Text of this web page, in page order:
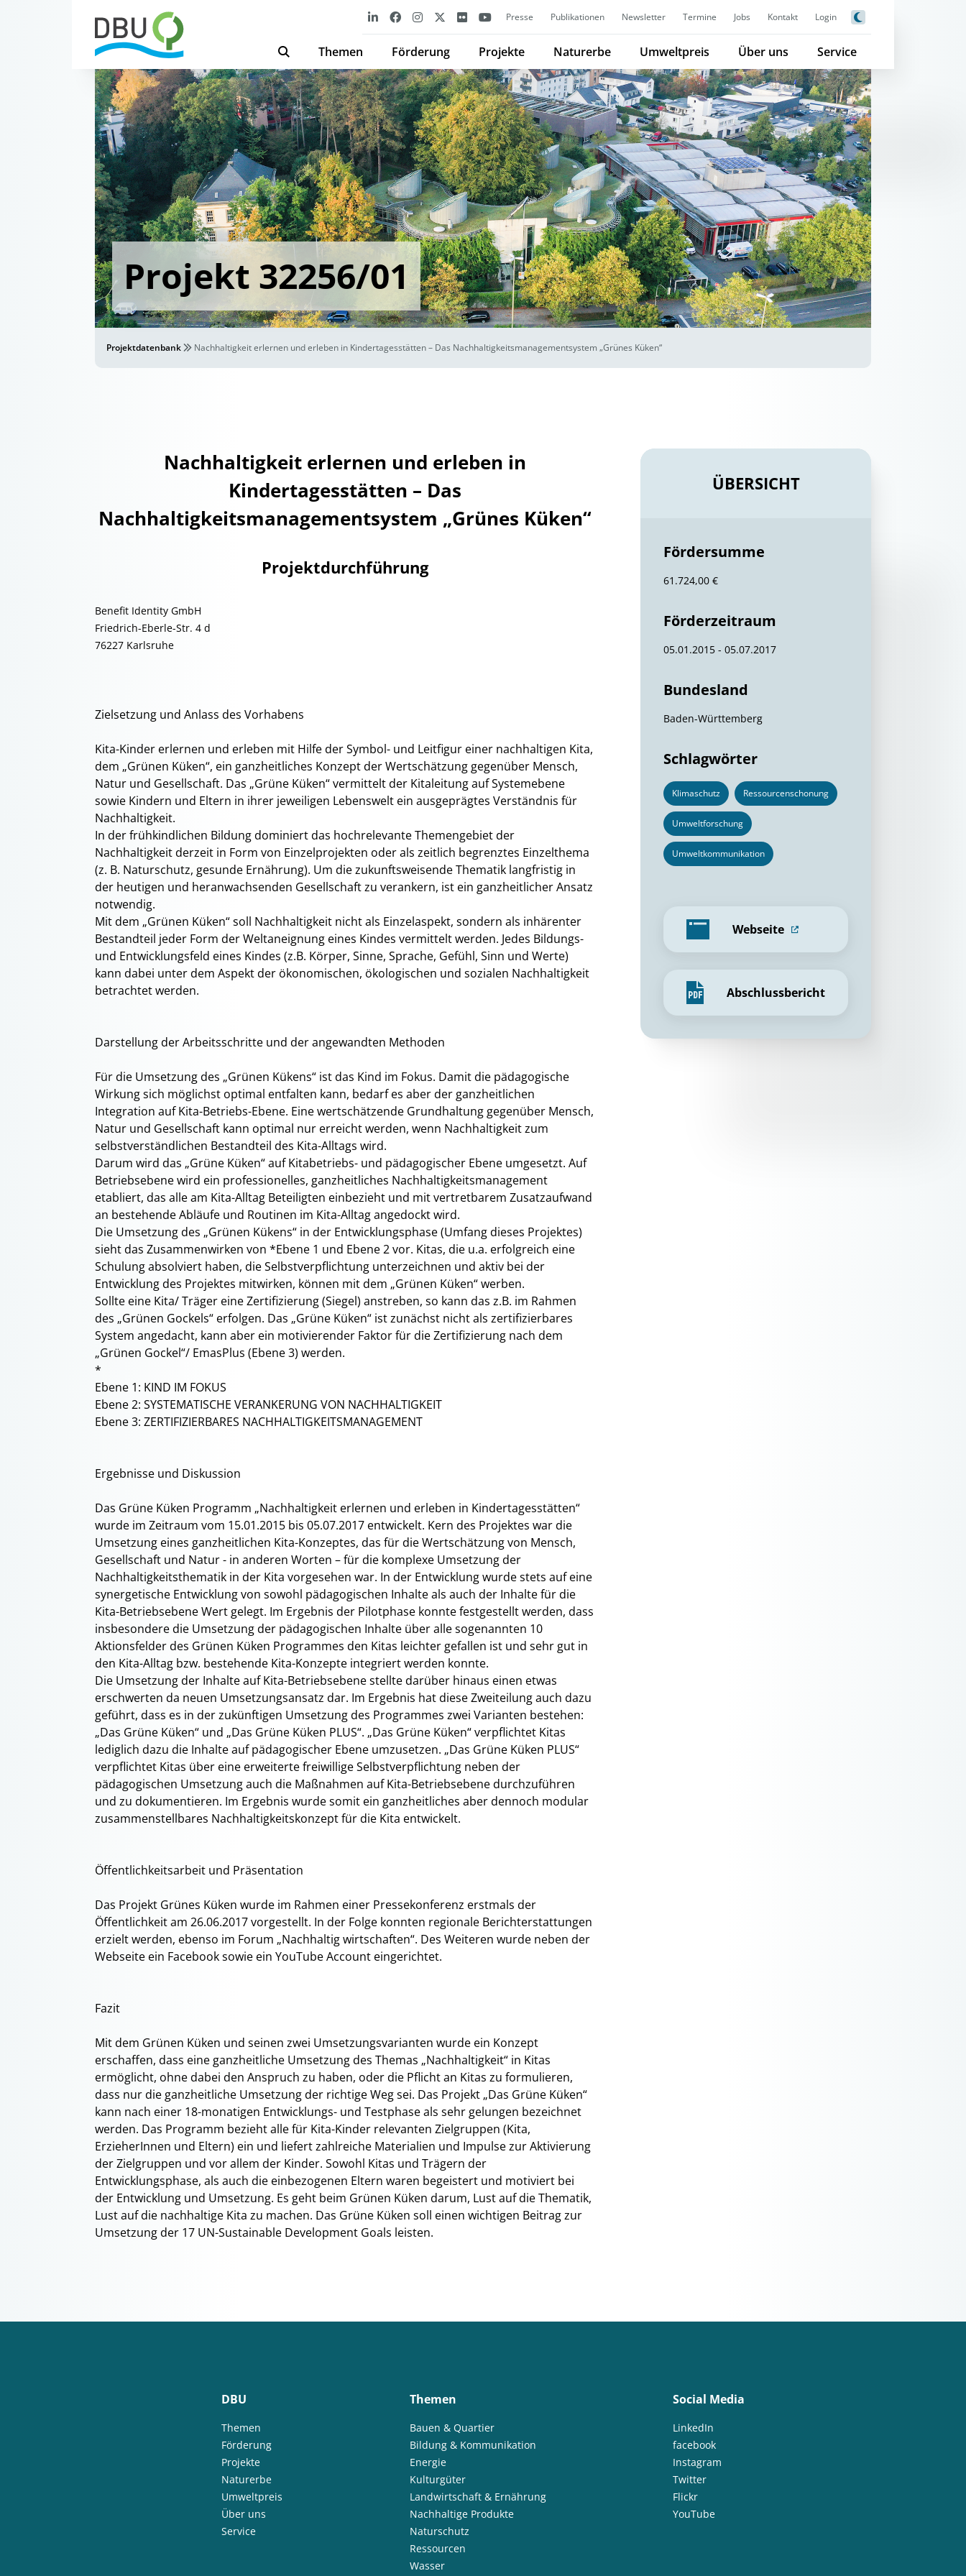
Presse Publikationen Newsletter Termine Jobs Kontakt Login
Themen Förderung Projekte Naturerbe Umweltpreis Über uns Service
Projekt 32256/01
Projektdatenbank Nachhaltigkeit erlernen und erleben in Kindertagesstätten – Das Nachhaltigkeitsmanagementsystem „Grünes Küken“
Nachhaltigkeit erlernen und erleben in
Kindertagesstätten – Das
Nachhaltigkeitsmanagementsystem „Grünes Küken“
Projektdurchführung
Benefit Identity GmbH
Friedrich-Eberle-Str. 4 d
76227 Karlsruhe
Zielsetzung und Anlass des Vorhabens
Kita-Kinder erlernen und erleben mit Hilfe der Symbol- und Leitfigur einer nachhaltigen Kita,
dem „Grünen Küken“, ein ganzheitliches Konzept der Wertschätzung gegenüber Mensch,
Natur und Gesellschaft. Das „Grüne Küken“ vermittelt der Kitaleitung auf Systemebene
sowie Kindern und Eltern in ihrer jeweiligen Lebenswelt ein ausgeprägtes Verständnis für
Nachhaltigkeit.
In der frühkindlichen Bildung dominiert das hochrelevante Themengebiet der
Nachhaltigkeit derzeit in Form von Einzelprojekten oder als zeitlich begrenztes Einzelthema
(z. B. Naturschutz, gesunde Ernährung). Um die zukunftsweisende Thematik langfristig in
der heutigen und heranwachsenden Gesellschaft zu verankern, ist ein ganzheitlicher Ansatz
notwendig.
Mit dem „Grünen Küken“ soll Nachhaltigkeit nicht als Einzelaspekt, sondern als inhärenter
Bestandteil jeder Form der Weltaneignung eines Kindes vermittelt werden. Jedes Bildungs-
und Entwicklungsfeld eines Kindes (z.B. Körper, Sinne, Sprache, Gefühl, Sinn und Werte)
kann dabei unter dem Aspekt der ökonomischen, ökologischen und sozialen Nachhaltigkeit
betrachtet werden.
Darstellung der Arbeitsschritte und der angewandten Methoden
Für die Umsetzung des „Grünen Kükens“ ist das Kind im Fokus. Damit die pädagogische
Wirkung sich möglichst optimal entfalten kann, bedarf es aber der ganzheitlichen
Integration auf Kita-Betriebs-Ebene. Eine wertschätzende Grundhaltung gegenüber Mensch,
Natur und Gesellschaft kann optimal nur erreicht werden, wenn Nachhaltigkeit zum
selbstverständlichen Bestandteil des Kita-Alltags wird.
Darum wird das „Grüne Küken“ auf Kitabetriebs- und pädagogischer Ebene umgesetzt. Auf
Betriebsebene wird ein professionelles, ganzheitliches Nachhaltigkeitsmanagement
etabliert, das alle am Kita-Alltag Beteiligten einbezieht und mit vertretbarem Zusatzaufwand
an bestehende Abläufe und Routinen im Kita-Alltag angedockt wird.
Die Umsetzung des „Grünen Kükens“ in der Entwicklungsphase (Umfang dieses Projektes)
sieht das Zusammenwirken von *Ebene 1 und Ebene 2 vor. Kitas, die u.a. erfolgreich eine
Schulung absolviert haben, die Selbstverpflichtung unterzeichnen und aktiv bei der
Entwicklung des Projektes mitwirken, können mit dem „Grünen Küken“ werben.
Sollte eine Kita/ Träger eine Zertifizierung (Siegel) anstreben, so kann das z.B. im Rahmen
des „Grünen Gockels“ erfolgen. Das „Grüne Küken“ ist zunächst nicht als zertifizierbares
System angedacht, kann aber ein motivierender Faktor für die Zertifizierung nach dem
„Grünen Gockel“/ EmasPlus (Ebene 3) werden.
*
Ebene 1: KIND IM FOKUS
Ebene 2: SYSTEMATISCHE VERANKERUNG VON NACHHALTIGKEIT
Ebene 3: ZERTIFIZIERBARES NACHHALTIGKEITSMANAGEMENT
Ergebnisse und Diskussion
Das Grüne Küken Programm „Nachhaltigkeit erlernen und erleben in Kindertagesstätten“
wurde im Zeitraum vom 15.01.2015 bis 05.07.2017 entwickelt. Kern des Projektes war die
Umsetzung eines ganzheitlichen Kita-Konzeptes, das für die Wertschätzung von Mensch,
Gesellschaft und Natur - in anderen Worten – für die komplexe Umsetzung der
Nachhaltigkeitsthematik in der Kita vorgesehen war. In der Entwicklung wurde stets auf eine
synergetische Entwicklung von sowohl pädagogischen Inhalte als auch der Inhalte für die
Kita-Betriebsebene Wert gelegt. Im Ergebnis der Pilotphase konnte festgestellt werden, dass
insbesondere die Umsetzung der pädagogischen Inhalte über alle sogenannten 10
Aktionsfelder des Grünen Küken Programmes den Kitas leichter gefallen ist und sehr gut in
den Kita-Alltag bzw. bestehende Kita-Konzepte integriert werden konnte.
Die Umsetzung der Inhalte auf Kita-Betriebsebene stellte darüber hinaus einen etwas
erschwerten da neuen Umsetzungsansatz dar. Im Ergebnis hat diese Zweiteilung auch dazu
geführt, dass es in der zukünftigen Umsetzung des Programmes zwei Varianten bestehen:
„Das Grüne Küken“ und „Das Grüne Küken PLUS“. „Das Grüne Küken“ verpflichtet Kitas
lediglich dazu die Inhalte auf pädagogischer Ebene umzusetzen. „Das Grüne Küken PLUS“
verpflichtet Kitas über eine erweiterte freiwillige Selbstverpflichtung neben der
pädagogischen Umsetzung auch die Maßnahmen auf Kita-Betriebsebene durchzuführen
und zu dokumentieren. Im Ergebnis wurde somit ein ganzheitliches aber dennoch modular
zusammenstellbares Nachhaltigkeitskonzept für die Kita entwickelt.
Öffentlichkeitsarbeit und Präsentation
Das Projekt Grünes Küken wurde im Rahmen einer Pressekonferenz erstmals der
Öffentlichkeit am 26.06.2017 vorgestellt. In der Folge konnten regionale Berichterstattungen
erzielt werden, ebenso im Forum „Nachhaltig wirtschaften“. Des Weiteren wurde neben der
Webseite ein Facebook sowie ein YouTube Account eingerichtet.
Fazit
Mit dem Grünen Küken und seinen zwei Umsetzungsvarianten wurde ein Konzept
erschaffen, dass eine ganzheitliche Umsetzung des Themas „Nachhaltigkeit“ in Kitas
ermöglicht, ohne dabei den Anspruch zu haben, oder die Pflicht an Kitas zu formulieren,
dass nur die ganzheitliche Umsetzung der richtige Weg sei. Das Projekt „Das Grüne Küken“
kann nach einer 18-monatigen Entwicklungs- und Testphase als sehr gelungen bezeichnet
werden. Das Programm bezieht alle für Kita-Kinder relevanten Zielgruppen (Kita,
ErzieherInnen und Eltern) ein und liefert zahlreiche Materialien und Impulse zur Aktivierung
der Zielgruppen und vor allem der Kinder. Sowohl Kitas und Trägern der
Entwicklungsphase, als auch die einbezogenen Eltern waren begeistert und motiviert bei
der Entwicklung und Umsetzung. Es geht beim Grünen Küken darum, Lust auf die Thematik,
Lust auf die nachhaltige Kita zu machen. Das Grüne Küken soll einen wichtigen Beitrag zur
Umsetzung der 17 UN-Sustainable Development Goals leisten.
ÜBERSICHT
Fördersumme
61.724,00 €
Förderzeitraum
05.01.2015 - 05.07.2017
Bundesland
Baden-Württemberg
Schlagwörter
Klimaschutz Ressourcenschonung
Umweltforschung
Umweltkommunikation
Webseite
Abschlussbericht
DBU
Themen
Förderung
Projekte
Naturerbe
Umweltpreis
Über uns
Service
Themen
Bauen & Quartier
Bildung & Kommunikation
Energie
Kulturgüter
Landwirtschaft & Ernährung
Nachhaltige Produkte
Naturschutz
Ressourcen
Wasser
Social Media
LinkedIn
facebook
Instagram
Twitter
Flickr
YouTube